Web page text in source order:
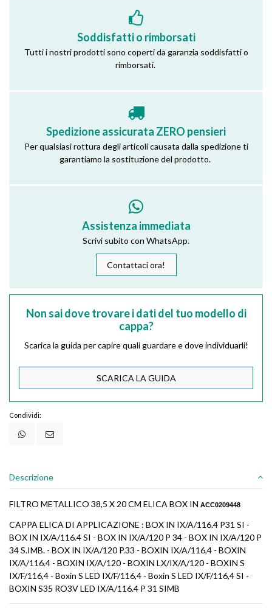
Soddisfatti o rimborsati
Tutti i nostri prodotti sono coperti da garanzia soddisfatti o
rimborsati.
Spedizione assicurata ZERO pensieri
Per qualsiasi rottura degli articoli causata dalla spedizione ti
garantiamo la sostituzione del prodotto.
Assistenza immediata
Scrivi subito con WhatsApp.
Contattaci ora!
Non sai dove trovare i dati del tuo modello di
cappa?
Scarica la guida per capire quali guardare e dove individuarli!
SCARICA LA GUIDA
Condividi:
Descrizione
FILTRO METALLICO 38,5 X 20 CM ELICA BOX IN ACC0209448
CAPPA ELICA DI APPLICAZIONE : BOX IN IX/A/116.4 P31 SI -
BOX IN IX/A/116.4 SI - BOX IN IX/A/120 P 34 - BOX IN IX/A/120 P
34 S.IMB. - BOX IN IX/A/120 P.33 - BOXIN IX/A/116,4 - BOXIN
IX/A/116.4 - BOXIN IX/A/120 - BOXIN LX/IX/A/120 - BOXIN S
IX/F/116,4 - Boxin S LED IX/F/116,4 - Boxin S LED IX/F/116,4 SI -
BOXIN S35 RO3V LED IX/A/116.4 P 31 SIMB